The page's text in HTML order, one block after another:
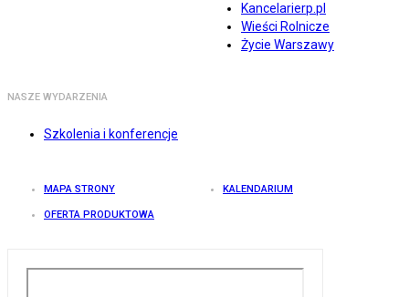
Kancelarierp.pl
Wieści Rolnicze
Życie Warszawy
NASZE WYDARZENIA
Szkolenia i konferencje
MAPA STRONY KALENDARIUM
OFERTA PRODUKTOWA